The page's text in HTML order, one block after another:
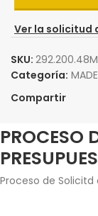
Ver la solicitud
SKU: 292.200.48M
Categoría:
Compartir
PROCESO
Proceso de Solicitd